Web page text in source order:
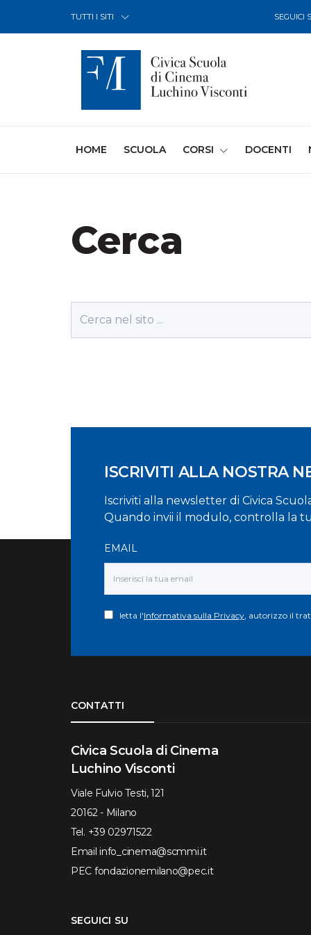
TUTTI I SITI SEGUICI
HOME (CURRENT)
SCUOLA CORSI DOCENTI
Cerca
ISCRIVITI ALLA NOSTRA
Iscriviti alla newsletter di Civica
Quando invii il modulo, controlla la
EMAIL
letta l'Informativa sulla Privacy, autorizzo il
CONTATTI
Civica Scuola di Cinema
Luchino Visconti
Viale Fulvio Testi, 121
20162 - Milano
Tel. +39 02971522
Email info_cinema@scmmi.it
PEC fondazionemilano@pec.it
SEGUICI SU